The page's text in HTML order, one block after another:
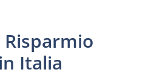
Italia